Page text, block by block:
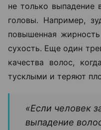
не только выпадение
головы. Например,
повышенная
сухость. Еще один
качества волос,
тусклыми и теряют
«Если человек
выпадение